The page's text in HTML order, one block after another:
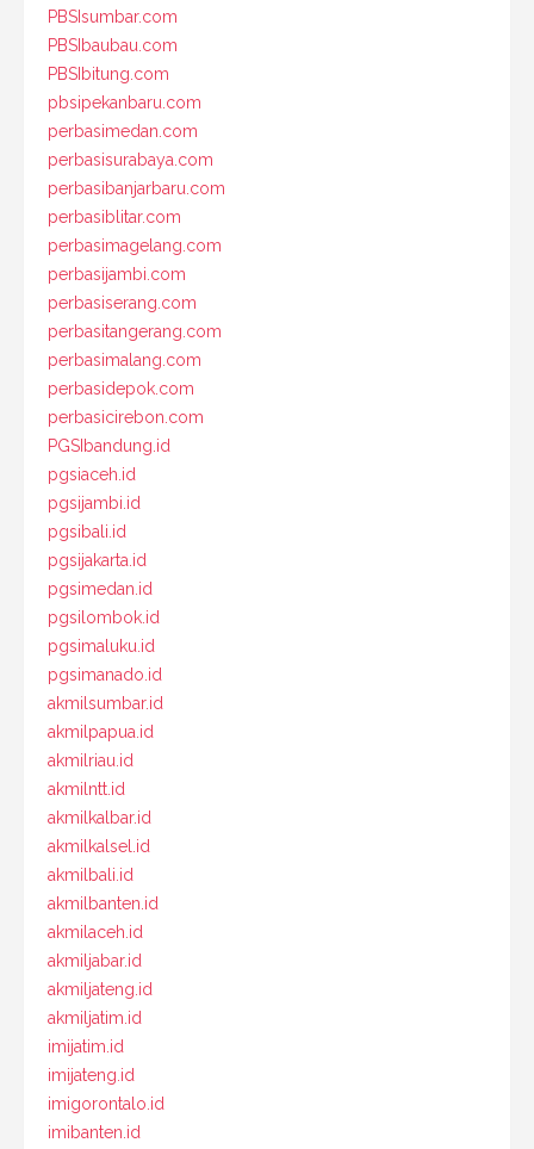
PBSIsumbar.com
PBSIbaubau.com
PBSIbitung.com
pbsipekanbaru.com
perbasimedan.com
perbasisurabaya.com
perbasibanjarbaru.com
perbasiblitar.com
perbasimagelang.com
perbasijambi.com
perbasiserang.com
perbasitangerang.com
perbasimalang.com
perbasidepok.com
perbasicirebon.com
PGSIbandung.id
pgsiaceh.id
pgsijambi.id
pgsibali.id
pgsijakarta.id
pgsimedan.id
pgsilombok.id
pgsimaluku.id
pgsimanado.id
akmilsumbar.id
akmilpapua.id
akmilriau.id
akmilntt.id
akmilkalbar.id
akmilkalsel.id
akmilbali.id
akmilbanten.id
akmilaceh.id
akmiljabar.id
akmiljateng.id
akmiljatim.id
imijatim.id
imijateng.id
imigorontalo.id
imibanten.id